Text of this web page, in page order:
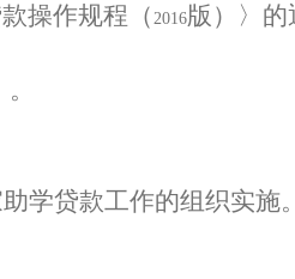
操作规程（ 2016版）〉的
学贷款工作的组织实施